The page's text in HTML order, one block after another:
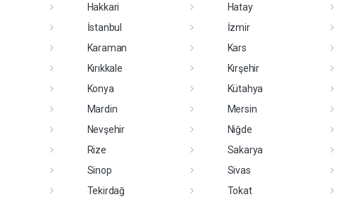
Hakkari
Hatay
İstanbul
İzmir
Karaman
Kars
Kırıkkale
Kırşehir
Konya
Kütahya
Mardin
Mersin
Nevşehir
Niğde
Rize
Sakarya
Sinop
Sivas
Tekirdağ
Tokat